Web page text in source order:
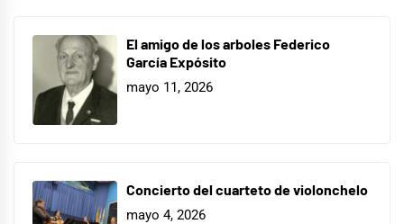
El amigo de los arboles Federico
García Expósito
mayo 11, 2026
Concierto del cuarteto de violonchelo
mayo 4, 2026